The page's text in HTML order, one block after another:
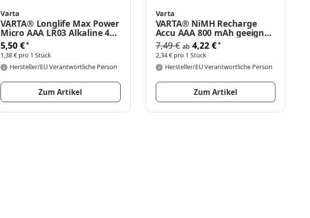
Varta
VARTA® Longlife Max Power
Micro AAA LR03 Alkaline 4er
Blister
5,50 €*
1,38 € pro 1 Stück
Hersteller/EU Verantwortliche Person
Zum Artikel
Varta
VARTA® NiMH Recharge
Accu AAA 800 mAh geeignet
für Telefone 2er Blister
7,49 € ab 4,22 €*
2,34 € pro 1 Stück
Hersteller/EU Verantwortliche Person
Zum Artikel